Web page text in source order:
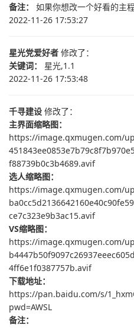
备注： 如果你想改一个好看的主
2022-11-26 17:53:27
星光党爱好者 修改了：
关键词： 星光,1.1
2022-11-26 17:53:48
千寻建设 修改了：
主界面缩略图：
https://image.qxmugen.com/
f88739b0c3b4689.avif
选人缩略图：
https://image.qxmugen.com/
ce7c323e9b3ac15.avif
VS缩略图：
https://image.qxmugen.com/
4ff6e1f0387757b.avif
下载地址：
https://pan.baidu.com/s/
pwd=AWSL
备注：